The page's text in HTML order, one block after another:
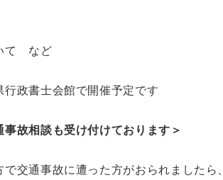
て など
行政書士会館で開催予定です
故相談も受け付けております＞
で交通事故に遭った方がおられました